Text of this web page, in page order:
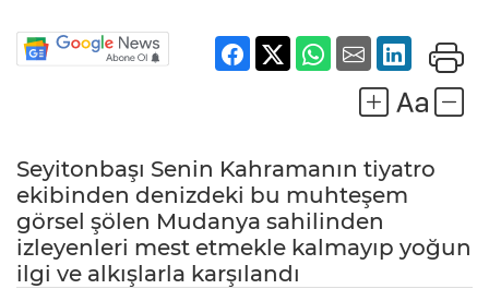
Seyitonbaşı Senin Kahramanın tiyatro
ekibinden denizdeki bu muhteşem
görsel şölen Mudanya sahilinden
izleyenleri mest etmekle kalmayıp yoğun
ilgi ve alkışlarla karşılandı